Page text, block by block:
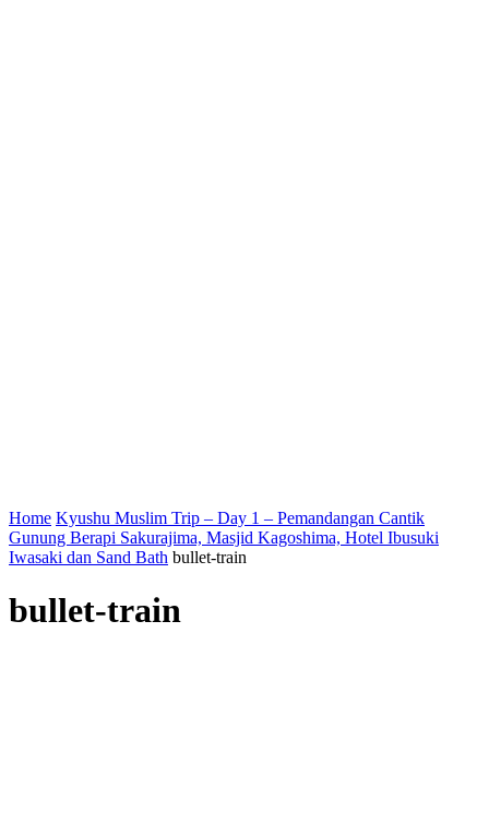
Home Kyushu Muslim Trip – Day 1 – Pemandangan Cantik
Gunung Berapi Sakurajima, Masjid Kagoshima, Hotel Ibusuki
Iwasaki dan Sand Bath bullet-train
bullet-train